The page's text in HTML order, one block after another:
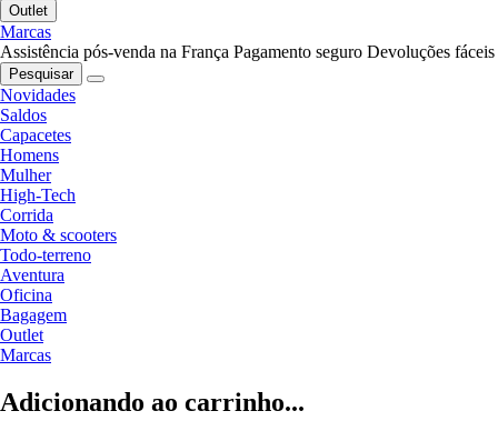
Outlet
Marcas
Assistência pós-venda na França Pagamento seguro Devoluções fáceis
Pesquisar
Novidades
Saldos
Capacetes
Homens
Mulher
High-Tech
Corrida
Moto & scooters
Todo-terreno
Aventura
Oficina
Bagagem
Outlet
Marcas
Adicionando ao carrinho...